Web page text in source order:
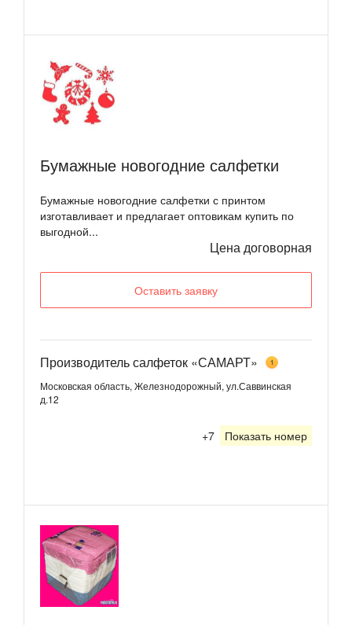
Бумажные новогодние салфетки
Бумажные новогодние салфетки с принтом
изготавливает и предлагает оптовикам купить по
выгодной...
Цена договорная
Оставить заявку
Производитель салфеток «САМАРТ» 1
Московская область, Железнодорожный, ул.Саввинская
д.12
+7 Показать номер